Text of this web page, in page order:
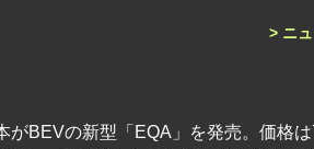
> ニ
がBEVの新型「EQA」を発売。価格は